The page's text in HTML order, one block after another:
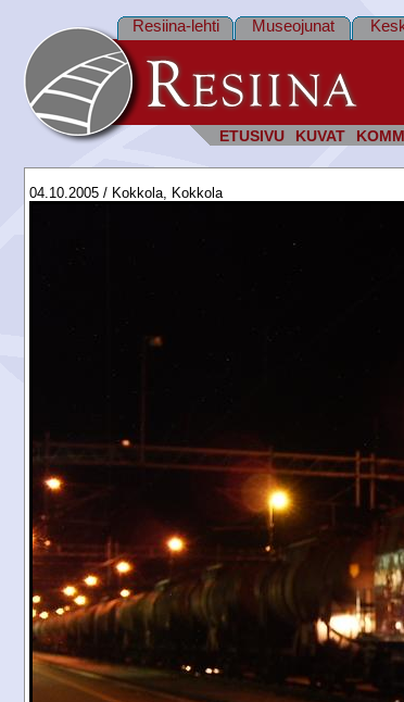
ETUSIVU KUVAT
Resiina-lehti Museojunat
04.10.2005 / Kokkola, Kokkola